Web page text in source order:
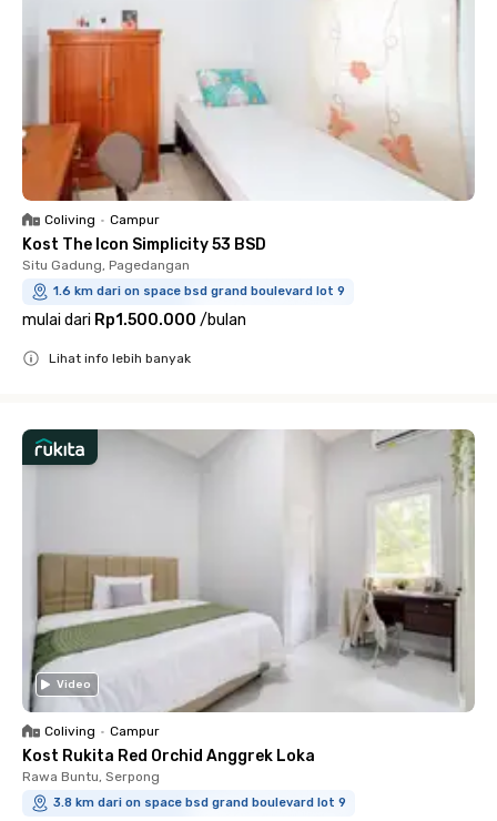
Coliving • Campur
Kost The Icon Simplicity 53 BSD
Situ Gadung, Pagedangan
1.6 km dari on space bsd grand boulevard lot 9
mulai dari Rp1.500.000 /bulan
Lihat info lebih banyak
Video
Coliving • Campur
Kost Rukita Red Orchid Anggrek Loka
Rawa Buntu, Serpong
3.8 km dari on space bsd grand boulevard lot 9